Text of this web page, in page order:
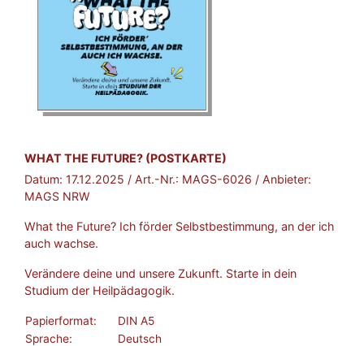
BROSCHÜRE:
WHAT THE FUTURE? (POSTKARTE)
Datum: 17.12.2025 / Art.-Nr.: MAGS-6026 / Anbieter:
MAGS NRW
What the Future? Ich förder Selbstbestimmung, an der ich
auch wachse.
Verändere deine und unsere Zukunft. Starte in dein
Studium der Heilpädagogik.
Papierformat:
DIN A5
Sprache:
Deutsch